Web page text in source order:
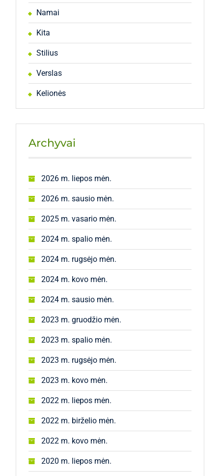
Namai
Kita
Stilius
Verslas
Kelionės
Archyvai
2026 m. liepos mėn.
2026 m. sausio mėn.
2025 m. vasario mėn.
2024 m. spalio mėn.
2024 m. rugsėjo mėn.
2024 m. kovo mėn.
2024 m. sausio mėn.
2023 m. gruodžio mėn.
2023 m. spalio mėn.
2023 m. rugsėjo mėn.
2023 m. kovo mėn.
2022 m. liepos mėn.
2022 m. birželio mėn.
2022 m. kovo mėn.
2020 m. liepos mėn.